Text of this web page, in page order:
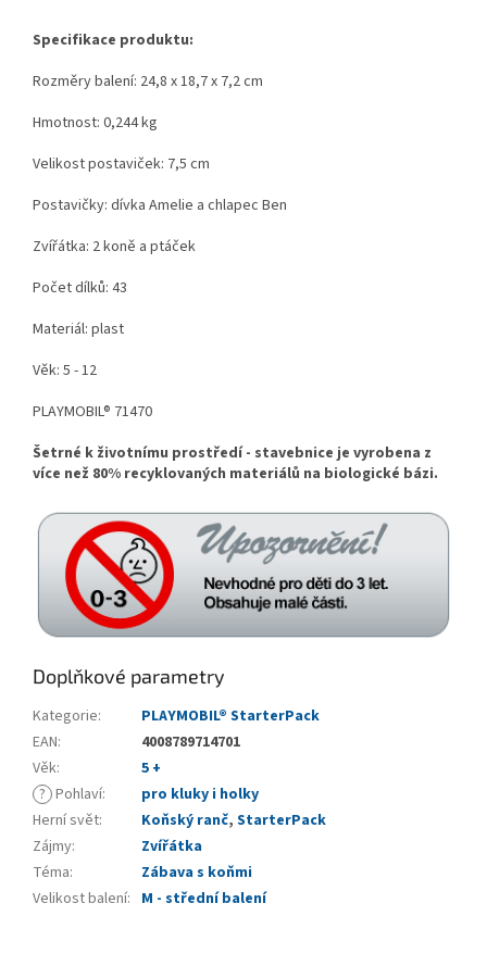
Specifikace produktu:
Rozměry balení: 24,8 x 18,7 x 7,2 cm
Hmotnost: 0,244 kg
Velikost postaviček: 7,5 cm
Postavičky: dívka Amelie a chlapec Ben
Zvířátka: 2 koně a ptáček
Počet dílků: 43
Materiál: plast
Věk: 5 - 12
PLAYMOBIL® 71470
Šetrné k životnímu prostředí - stavebnice je vyrobena z
více než 80% recyklovaných materiálů na biologické bázi.
Doplňkové parametry
Kategorie:
PLAYMOBIL® StarterPack
EAN:
4008789714701
Věk:
5 +
? Pohlaví:
pro kluky i holky
Herní svět: Koňský ranč, StarterPack
Zájmy:
Zvířátka
Téma:
Zábava s koňmi
Velikost balení: M - střední balení